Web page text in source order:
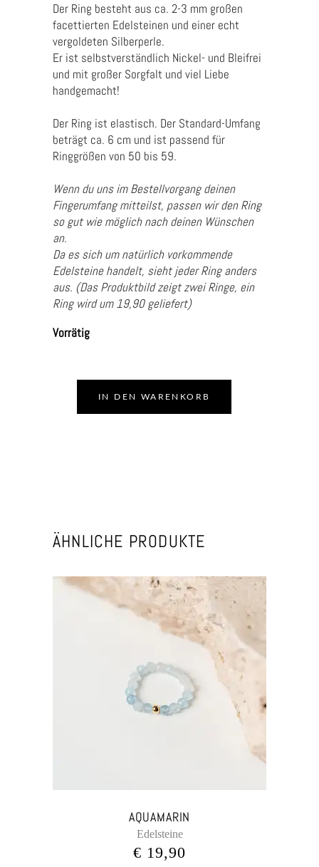
Der Ring besteht aus ca. 2-3 mm großen
facettierten Edelsteinen und einer echt
vergoldeten Silberperle.
Er ist selbstverständlich Nickel- und Bleifrei
und mit großer Sorgfalt und viel Liebe
handgemacht!
Der Ring ist elastisch. Der Standard-Umfang
beträgt ca. 6 cm und ist passend für
Ringgrößen von 50 bis 59.
Wenn du uns im Bestellvorgang deinen
Fingerumfang mitteilst, passen wir den Ring
so gut wie möglich nach deinen Wünschen
an.
Da es sich um natürlich vorkommende
Edelsteine handelt, sieht jeder Ring anders
aus. (Das Produktbild zeigt zwei Ringe, ein
Ring wird um 19,90 geliefert)
Vorrätig
IN DEN WARENKORB
ÄHNLICHE PRODUKTE
AQUAMARIN
Edelsteine
€ 19,90